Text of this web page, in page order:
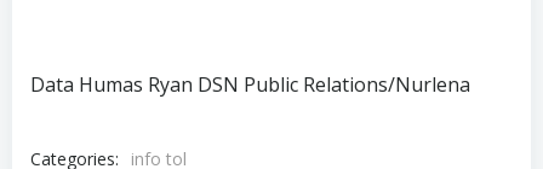
Data Humas Ryan DSN Public Relations/Nurlena
Categories:
info tol